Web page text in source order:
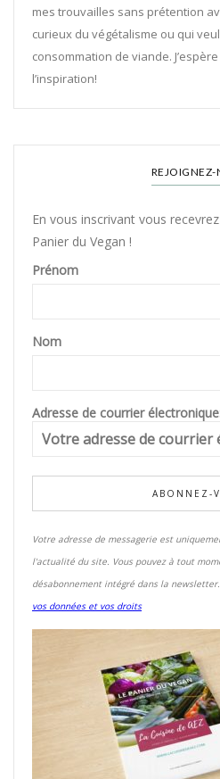
mes trouvailles sans prétention
curieux du végétalisme ou qui
consommation de viande.
l’inspiration!
REJOIGNEZ-
En vous inscrivant vous
Panier du Vegan !
Prénom
Nom
Adresse de courrier
Votre adresse de messagerie est
l'actualité du site. Vous pouvez à tout
désabonnement intégré dans la newsletter.
vos données et vos droits